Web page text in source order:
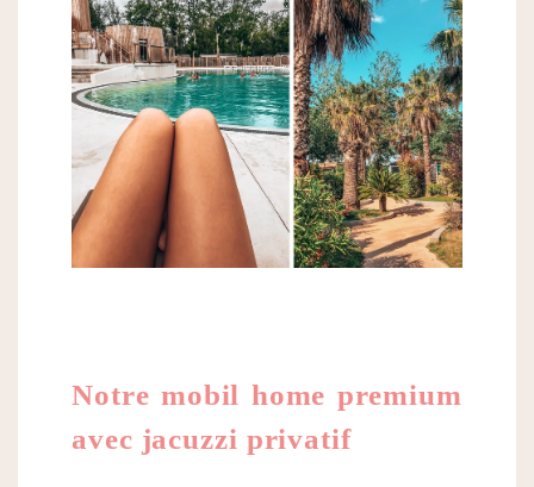
Notre mobil home premium
avec jacuzzi privatif